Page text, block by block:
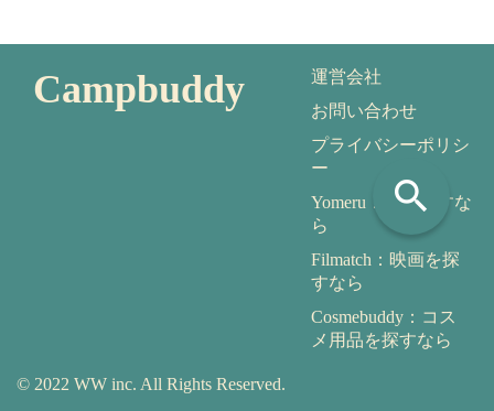
search
Campbuddy
運営会社
お問い合わせ
プライバシーポリシ
ー
Yomeru：本を探すな
ら
Filmatch：映画を探
すなら
Cosmebuddy：コス
メ用品を探すなら
© 2022 WW inc. All Rights Reserved.